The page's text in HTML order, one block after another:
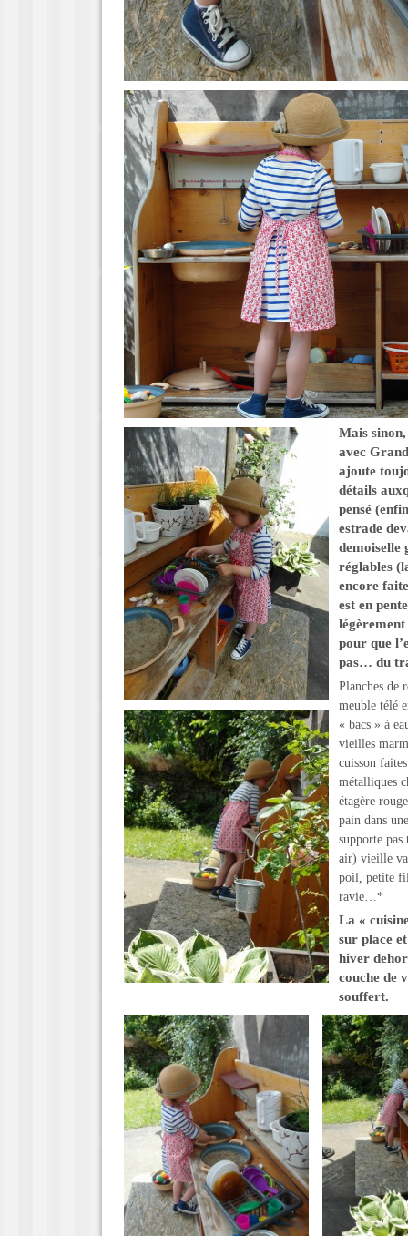
Mais
avec
ajoute
détails
pensé
estrade
demoiselle
réglables
encore
est en
pour que
pas… du
Planches de
meuble télé
« bacs » à
vieilles
cuisson
métalliques
étagère
pain dans
supporte
air) vieille
poil, petite
ravie…*
La «
sur place
hiver
couche de
souffert.